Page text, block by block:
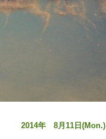
2014年 8月11日(Mon.)